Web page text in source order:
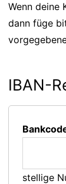
Wenn deine
dann füge
IBAN-
stellige